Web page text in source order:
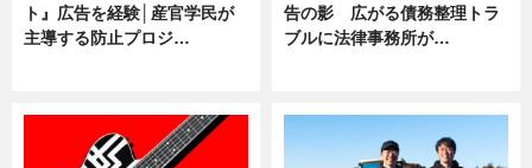
ト』広告を経験│産官学民が
主導する防止プロジ…
告の影 広がる債務整理トラ
ブルに法律事務所が…